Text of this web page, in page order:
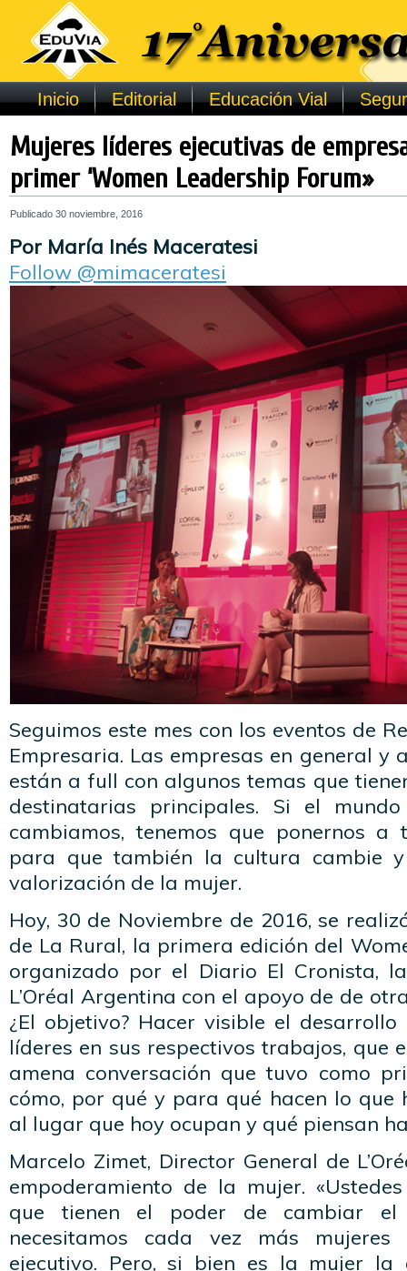
Inicio Editorial Educación Vial
Mujeres líderes ejecutivas de
primer ‘Women Leadership Forum»
Publicado 30 noviembre, 2016
Por María Inés Maceratesi
Follow @mimaceratesi
Seguimos este mes con los eventos de
Empresaria. Las empresas en general y
están a full con algunos temas que
destinatarias principales. Si el
cambiamos, tenemos que ponernos a
para que también la cultura cambie
valorización de la mujer.
Hoy, 30 de Noviembre de 2016, se
de La Rural, la primera edición del
organizado por el Diario El Cronista,
L’Oréal Argentina con el apoyo de de
¿El objetivo? Hacer visible el
líderes en sus respectivos trabajos, que
amena conversación que tuvo como
cómo, por qué y para qué hacen lo que
al lugar que hoy ocupan y qué piensan
Marcelo Zimet, Director General de
empoderamiento de la mujer.
que tienen el poder de cambiar el
necesitamos cada vez más mujeres
ejecutivo. Pero, si bien es la mujer la